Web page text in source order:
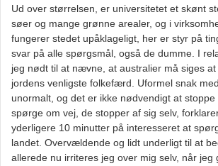
Ud over størrelsen, er universitetet et skønt
søer og mange grønne arealer, og i
fungerer stedet upåklageligt, her er styr på
svar på alle spørgsmål, også de dumme. I
jeg nødt til at nævne, at australier må siges
jordens venligste folkefærd. Uformel snak
unormalt, og det er ikke nødvendigt at
spørge om vej, de stopper af sig selv,
yderligere 10 minutter på interesseret at
landet. Overvældende og lidt underligt til at
allerede nu irriteres jeg over mig selv, når jeg